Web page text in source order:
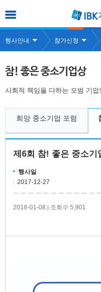
행사안내 참가신청
참! 좋은 중소기업상
사회적 책임을 다하는 모범 기
희망 중소기업 포럼
제6회 참! 좋은 중소기
행사일
2017-12-27
2018-01-08 | 조회수 5,901